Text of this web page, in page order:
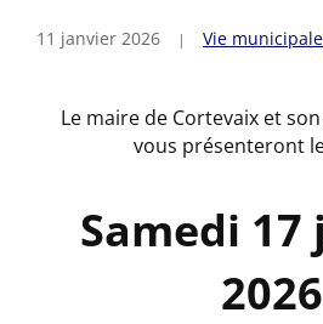
11 janvier 2026 Vie municipale
Le maire de Cortevaix et
vous présenteront
Samedi
2026